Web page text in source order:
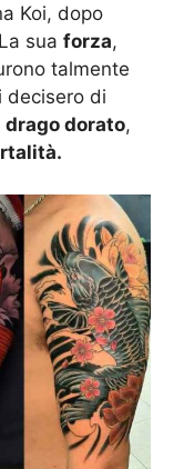
Koi, dopo
sua forza,
talmente
decisero di
drago dorato,